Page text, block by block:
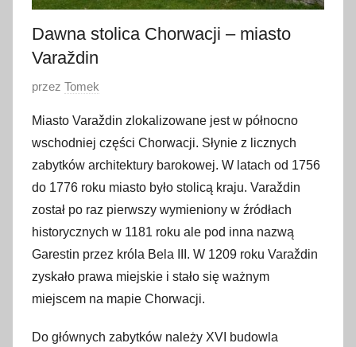
Dawna stolica Chorwacji – miasto
Varaždin
O
u
b
l
i
k
o
w
a
n
3
przez Tomek
Miasto Varaždin zlokalizowane jest w północno
wschodniej części Chorwacji. Słynie z licznych
zabytków architektury barokowej. W latach od 1756
do 1776 roku miasto było stolicą kraju. Varaždin
został po raz pierwszy wymieniony w źródłach
historycznych w 1181 roku ale pod inna nazwą
Garestin przez króla Bela III. W 1209 roku Varaždin
zyskało prawa miejskie i stało się ważnym
miejscem na mapie Chorwacji.
Do głównych zabytków należy XVI budowla